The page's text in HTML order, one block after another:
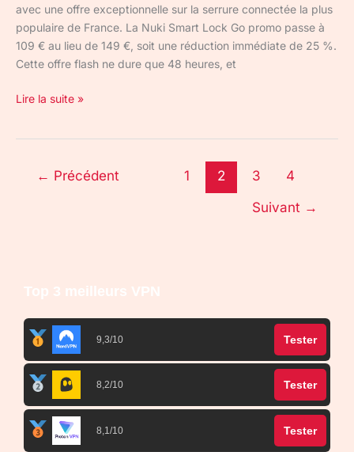
avec une offre exceptionnelle sur la serrure connectée la plus
populaire de France. La Nuki Smart Lock Go promo passe à
109 € au lieu de 149 €, soit une réduction immédiate de 25 %.
Cette offre flash ne dure que 48 heures, et
Lire la suite »
← Précédent 1 2 3
4
Suivant →
Top 3 meilleurs VPN
9,3/10 Tester
8,2/10 Tester
8,1/10 Tester